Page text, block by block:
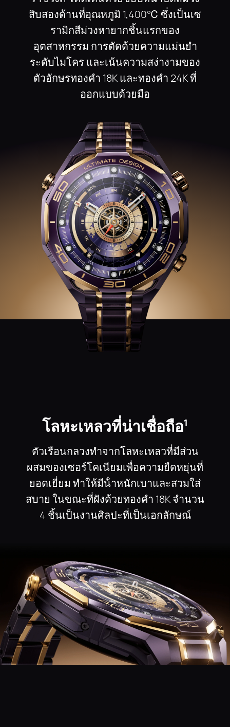
สิบสองด้านที่อุณหภูมิ 1,400℃ ซึ่งเป็นเซ
รามิกสีม่วงหายากชิ้นแรกของ
อุตสาหกรรม การตัดด้วยความแม่นยํา
ระดับไมโคร และเน้นความสง่างามของ
ตัวอักษรทองคํา 18K และทองคํา 24K ที่
ออกแบบด้วยมือ
โลหะเหลวที่น่าเชื่อถือ1
ตัวเรือนกลวงทําจากโลหะเหลวที่มีส่วน
ผสมของเซอร์โคเนียมเพื่อความยืดหยุ่นที่
ยอดเยี่ยม ทําให้มีน้ําหนักเบาและสวมใส่
สบาย ในขณะที่ฝังด้วยทองคํา 18K จํานวน
4 ชิ้นเป็นงานศิลปะที่เป็นเอกลักษณ์